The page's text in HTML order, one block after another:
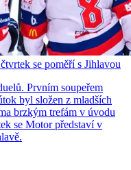
se poměří s Jihlavou
Prvním soupeřem
byl složen z mladších
brzkým trefám v úvodu
se Motor představí v